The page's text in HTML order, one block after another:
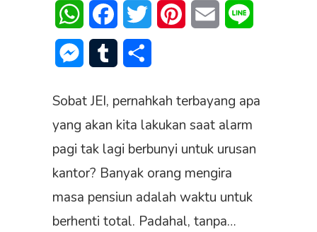
WhatsAppFacebookTwitter PinterestEmail
Messenger
Tumblr
Sobat JEI, pernahkah terbayang apa
yang akan kita lakukan saat alarm
pagi tak lagi berbunyi untuk urusan
kantor? Banyak orang mengira
masa pensiun adalah waktu untuk
berhenti total. Padahal, tanpa…